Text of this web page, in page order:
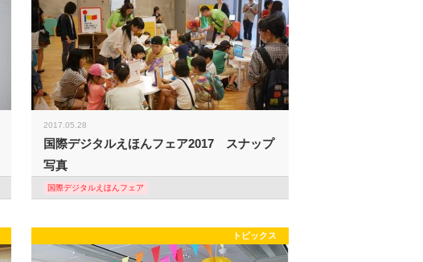
2017.05.28
国際デジタルえほんフェア2017 スナップ
写真
国際デジタルえほんフェア
トピックス